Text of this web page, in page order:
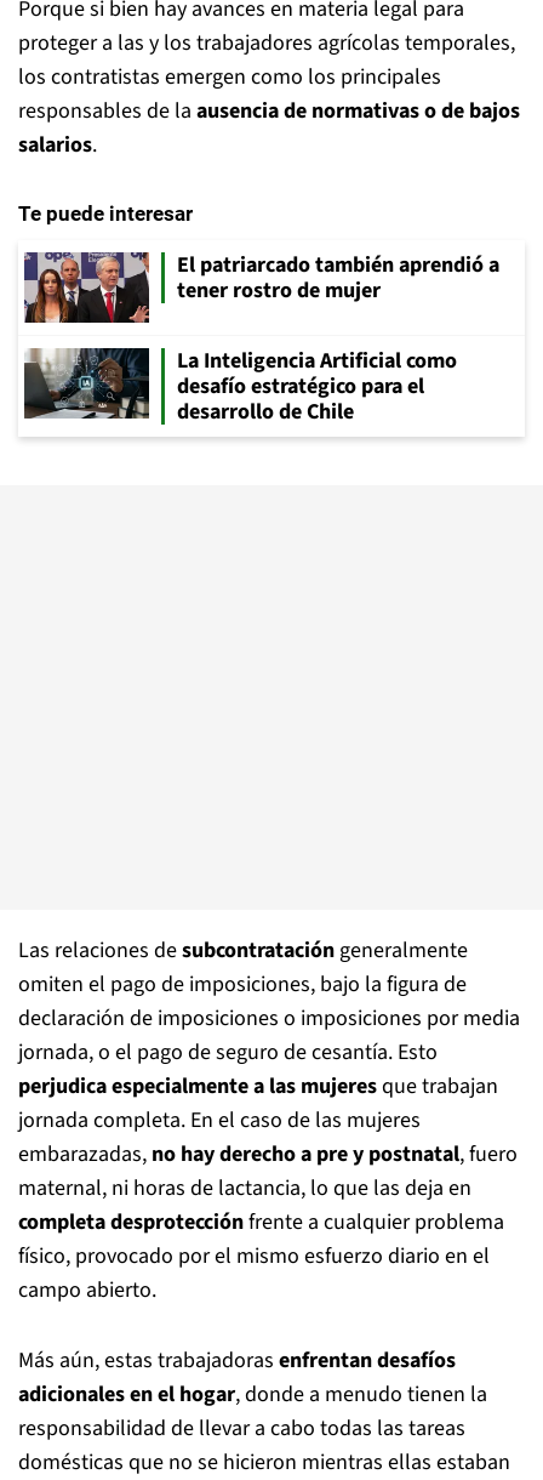
Porque si bien hay avances en materia legal para
proteger a las y los trabajadores agrícolas temporales,
los contratistas emergen como los principales
responsables de la ausencia de normativas o de bajos
salarios.
Te puede interesar
El patriarcado también aprendió a
tener rostro de mujer
La Inteligencia Artificial como
desafío estratégico para el
desarrollo de Chile
Las relaciones desubcontratación generalmente
omiten el pago de imposiciones, bajo la figura de
declaración de imposiciones o imposiciones por media
jornada, o el pago de seguro de cesantía. Esto
perjudica especialmente a las mujeresque trabajan
jornada completa. En el caso de las mujeres
embarazadas, no hay derecho a pre y postnatal, fuero
maternal, ni horas de lactancia, lo que las deja en
completa desprotecciónfrente a cualquier problema
físico, provocado por el mismo esfuerzo diario en el
campo abierto.
Más aún, estas trabajadoras enfrentan desafíos
adicionales en el hogar, donde a menudo tienen la
responsabilidad de llevar a cabo todas las tareas
domésticas que no se hicieron mientras ellas estaban